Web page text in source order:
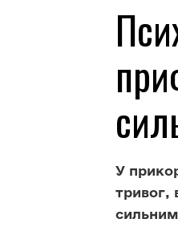
У
тривог,